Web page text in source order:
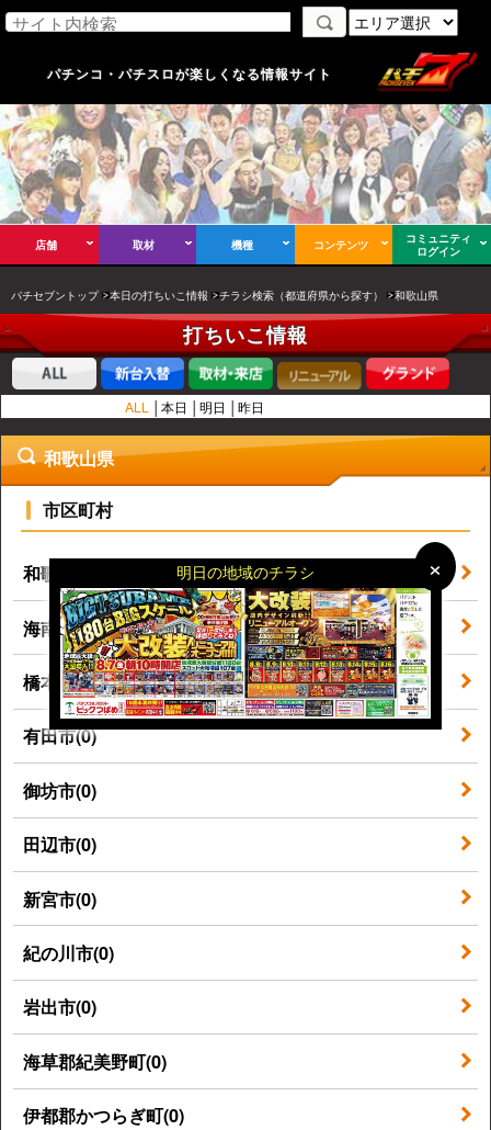
×
×
明日の地域のチラシ
パチンコ・パチスロが楽しくなる情報サイト
店舗 取材 機種 コンテンツ
コミュニティ
ログイン
パチセブントップ 本日の打ちいこ情報 チラシ検索（都道府県から探す） 和歌山県
打ちいこ情報
ALL 本日 明日 昨日
和歌山県
市区町村
和歌山市(0)
海南市(0)
橋本市(0)
有田市(0)
御坊市(0)
田辺市(0)
新宮市(0)
紀の川市(0)
岩出市(0)
海草郡紀美野町(0)
伊都郡かつらぎ町(0)